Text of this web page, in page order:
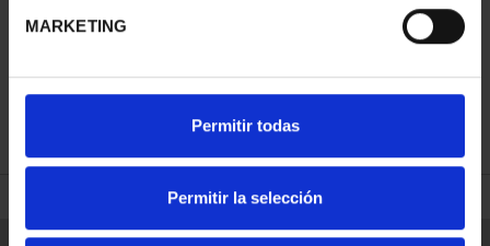
MARKETING
Permitir todas
Permitir la selección
REFINAR